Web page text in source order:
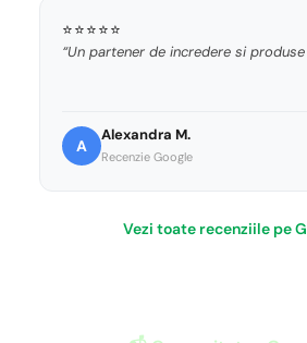
⭐⭐⭐⭐⭐
“Un partener de incredere si
A
Alexandra M.
Recenzie Google
Vezi toate recenziile pe